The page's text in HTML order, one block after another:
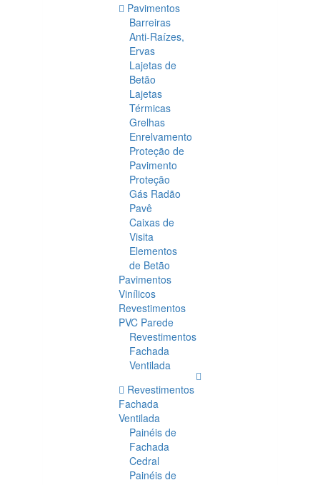
Pavimentos
Barreiras
Anti-Raízes,
Ervas
Lajetas de
Betão
Lajetas
Térmicas
Grelhas
Enrelvamento
Proteção de
Pavimento
Proteção
Gás Radão
Pavê
Caixas de
Visita
Elementos
de Betão
Pavimentos
Vinílicos
Revestimentos
PVC Parede
Revestimentos
Fachada
Ventilada
Revestimentos
Fachada
Ventilada
Painéis de
Fachada
Cedral
Painéis de